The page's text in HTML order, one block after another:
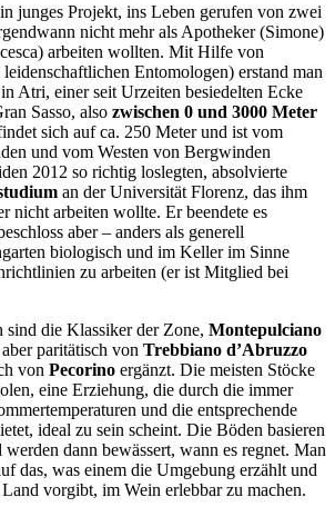
junges Projekt, ins Leben gerufen von zwei
nicht mehr als Apotheker (Simone)
arbeiten wollten. Mit Hilfe von
Entomologen) erstand man
Atri, einer seit Urzeiten besiedelten Ecke
Sasso, also zwischen 0 und 3000 Meter
sich auf ca. 250 Meter und ist vom
und vom Westen von Bergwinden
2012 so richtig loslegten, absolvierte
an der Universität Florenz, das ihm
nicht arbeiten wollte. Er beendete es
aber – anders als generell
biologisch und im Keller im Sinne
zu arbeiten (er ist Mitglied bei
sind die Klassiker der Zone, Montepulciano
paritätisch von Trebbiano d’Abruzzo
von Pecorino ergänzt. Die meisten Stöcke
eine Erziehung, die durch die immer
und die entsprechende
ideal zu sein scheint. Die Böden basieren
dann bewässert, wann es regnet. Man
das, was einem die Umgebung erzählt und
vorgibt, im Wein erlebbar zu machen.